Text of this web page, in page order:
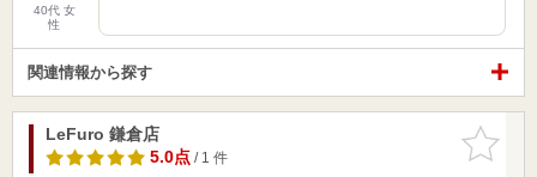
40代 女
性
関連情報から探す
お気に入
りに追加
LeFuro 鎌倉店
5.0点/ 1 件